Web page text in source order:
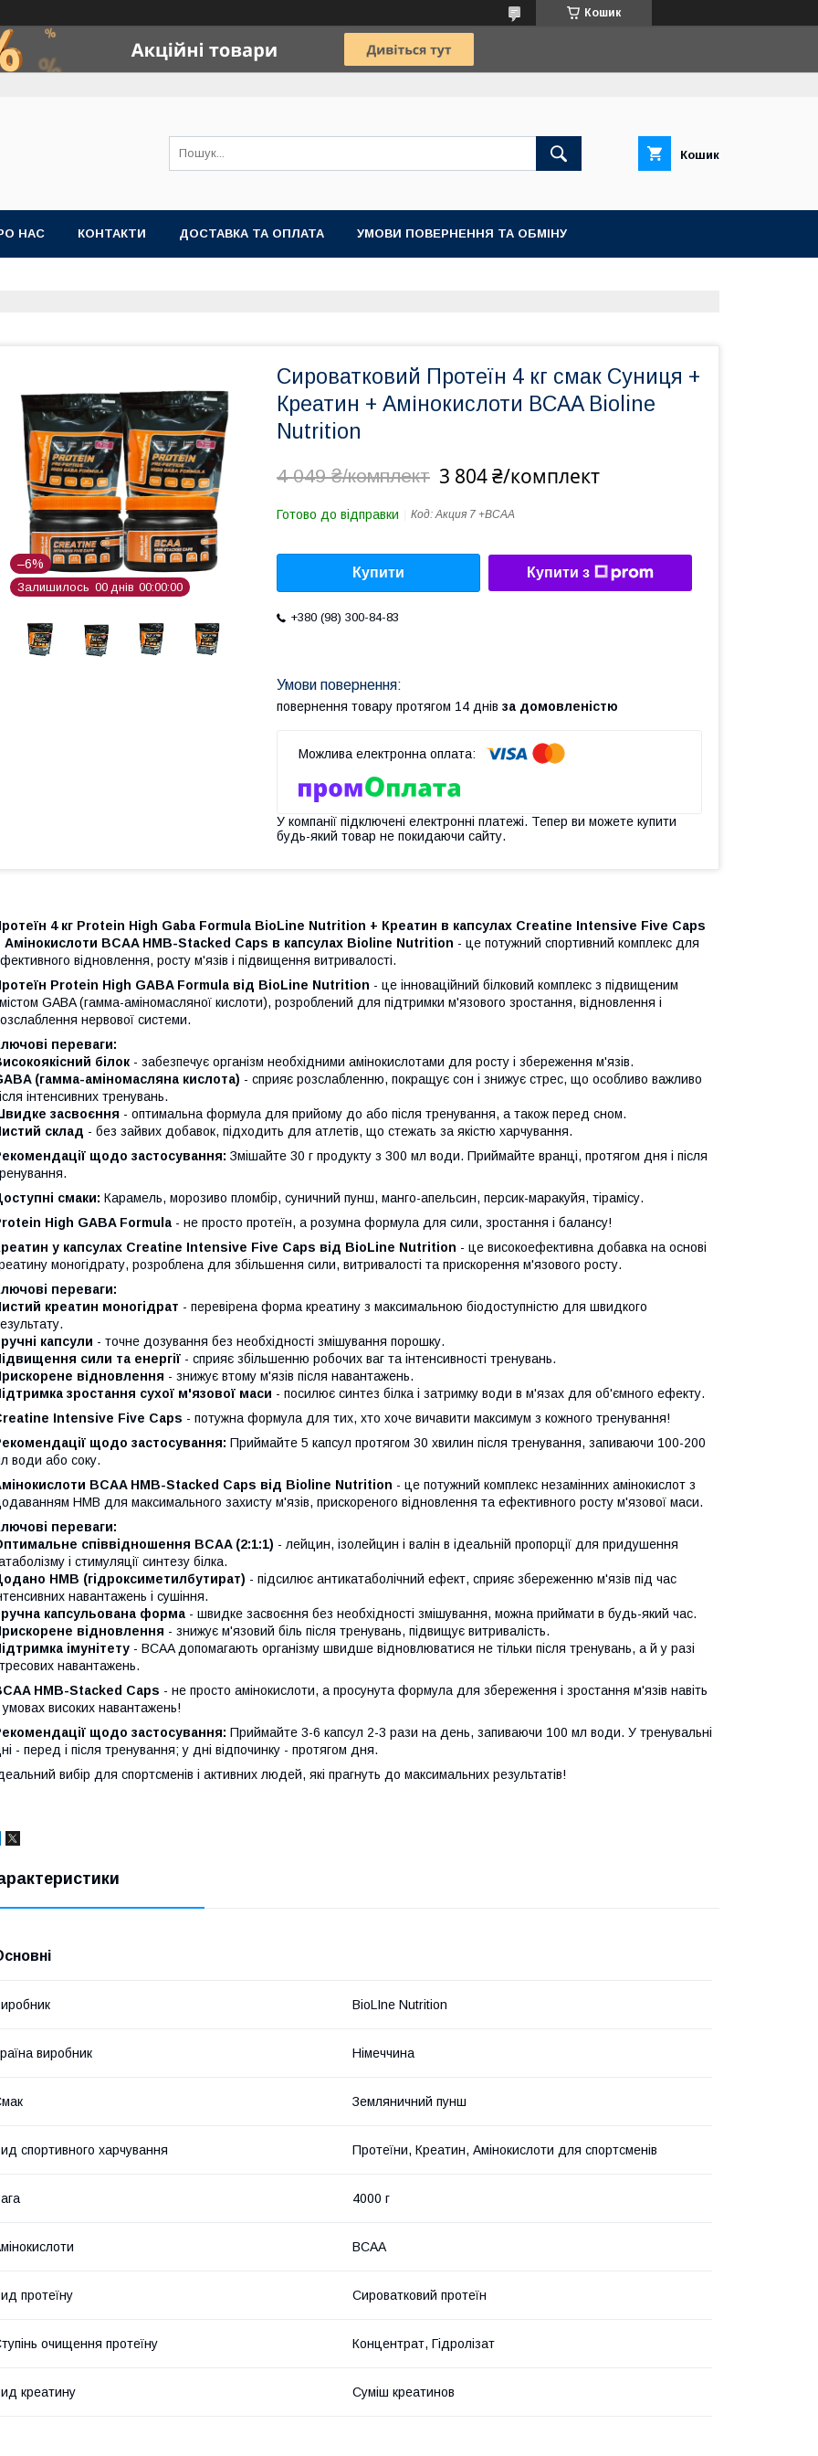
Кошик
Кошик
НАС КОНТАКТИ ДОСТАВКА ТА ОПЛАТА УМОВИ ПОВЕРНЕННЯ ТА ОБМІНУ
–6%
Залишилось 00 днів 00 00 00
Сироватковий Протеїн 4 кг смак Суниця +
Креатин + Амінокислоти BCAA Bioline
Nutrition
4 049 ₴/комплект 3 804 ₴/комплект
Готово до відправки Код:Акция 7 +BCAA
Купити Купити з
+380 (98) 300-84-83
повернення товару протягом 14 днів за домовленістю
У компанії підключені електронні платежі. Тепер ви можете купити
будь-який товар не покидаючи сайту.
4 кг Protein High Gaba Formula BioLine Nutrition + Креатин в капсулах Creatine Intensive Five Caps
Амінокислоти BCAA HMB-Stacked Caps в капсулах Bioline Nutrition - це потужний спортивний комплекс для
відновлення, росту м'язів і підвищення витривалості.
Protein High GABA Formula від BioLine Nutrition - це інноваційний білковий комплекс з підвищеним
GABA (гамма-аміномасляної кислоти), розроблений для підтримки м'язового зростання, відновлення і
нервової системи.
переваги:
білок - забезпечує організм необхідними амінокислотами для росту і збереження м'язів.
(гамма-аміномасляна кислота) - сприяє розслабленню, покращує сон і знижує стрес, що особливо важливо
інтенсивних тренувань.
засвоєння - оптимальна формула для прийому до або після тренування, а також перед сном.
склад - без зайвих добавок, підходить для атлетів, що стежать за якістю харчування.
щодо застосування: Змішайте 30 г продукту з 300 мл води. Приймайте вранці, протягом дня і після
смаки: Карамель, морозиво пломбір, суничний пунш, манго-апельсин, персик-маракуйя, тірамісу.
High GABA Formula - не просто протеїн, а розумна формула для сили, зростання і балансу!
у капсулах Creatine Intensive Five Caps від BioLine Nutrition - це високоефективна добавка на основі
моногідрату, розроблена для збільшення сили, витривалості та прискорення м'язового росту.
переваги:
креатин моногідрат - перевірена форма креатину з максимальною біодоступністю для швидкого
капсули - точне дозування без необхідності змішування порошку.
сили та енергії - сприяє збільшенню робочих ваг та інтенсивності тренувань.
відновлення - знижує втому м'язів після навантажень.
зростання сухої м'язової маси - посилює синтез білка і затримку води в м'язах для об'ємного ефекту.
Intensive Five Caps - потужна формула для тих, хто хоче вичавити максимум з кожного тренування!
щодо застосування: Приймайте 5 капсул протягом 30 хвилин після тренування, запиваючи 100-200
води або соку.
BCAA HMB-Stacked Caps від Bioline Nutrition - це потужний комплекс незамінних амінокислот з
HMB для максимального захисту м'язів, прискореного відновлення та ефективного росту м'язової маси.
переваги:
співвідношення BCAA (2:1:1) - лейцин, ізолейцин і валін в ідеальній пропорції для придушення
і стимуляції синтезу білка.
HMB (гідроксиметилбутират) - підсилює антикатаболічний ефект, сприяє збереженню м'язів під час
навантажень і сушіння.
капсульована форма - швидке засвоєння без необхідності змішування, можна приймати в будь-який час.
відновлення - знижує м'язовий біль після тренувань, підвищує витривалість.
імунітету - BCAA допомагають організму швидше відновлюватися не тільки після тренувань, а й у разі
навантажень.
HMB-Stacked Caps - не просто амінокислоти, а просунута формула для збереження і зростання м'язів навіть
умовах високих навантажень!
щодо застосування: Приймайте 3-6 капсул 2-3 рази на день, запиваючи 100 мл води. У тренувальні
- перед і після тренування; у дні відпочинку - протягом дня.
вибір для спортсменів і активних людей, які прагнуть до максимальних результатів!
BioLIne Nutrition
виробник Німеччина
Земляничний пунш
спортивного харчування Протеїни, Креатин, Амінокислоти для спортсменів
4000 г
BCAA
протеїну Сироватковий протеїн
очищення протеїну Концентрат, Гідролізат
креатину Суміш креатинов